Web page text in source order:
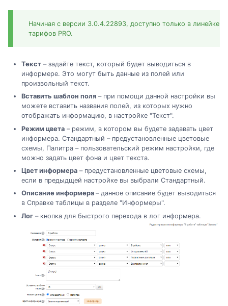
Начиная с версии 3.0.4.22893, доступно только в линейке
тарифов PRO.
Текст– задайте текст, который будет выводиться в
информере. Это могут быть данные из полей или
произвольный текст.
Вставить шаблон поля– при помощи данной настройки вы
можете вставить названия полей, из которых нужно
отображать информацию, в настройке "Текст".
Режим цвета– режим, в котором вы будете задавать цвет
информера. Стандартный – предустановленные цветовые
схемы, Палитра – пользовательский режим настройки, где
можно задать цвет фона и цвет текста.
Цвет информера– предустановленные цветовые схемы,
если в предыдщей настройке вы выбрали Стандартный.
Описание информера – данное описание будет выводиться
в Справке таблицы в разделе "Информеры".
Лог– кнопка для быстрого перехода в лог информера.